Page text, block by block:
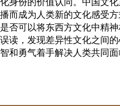
身份的价值认同。中国文
而成为人类新的文化感受
否可以将东西方文化中精
读，发现差异性文化之间的
和勇气着手解决人类共同